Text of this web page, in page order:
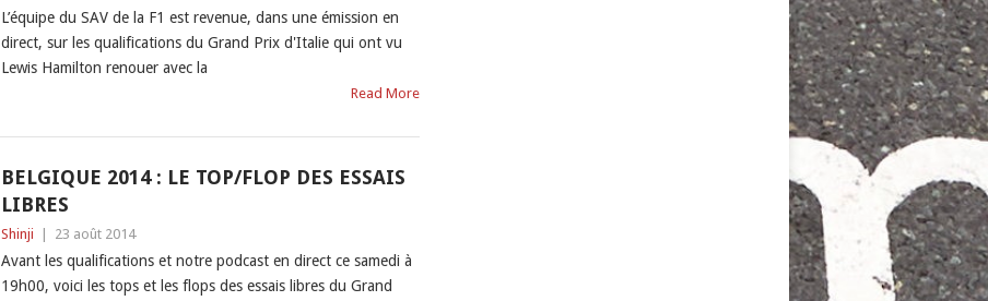
L’équipe du SAV de la F1 est revenue, dans une émission en
direct, sur les qualifications du Grand Prix d'Italie qui ont vu
Lewis Hamilton renouer avec la
Read More
BELGIQUE 2014 : LE TOP/FLOP DES ESSAIS
LIBRES
Shinji 23 août 2014
Avant les qualifications et notre podcast en direct ce samedi à
19h00, voici les tops et les flops des essais libres du Grand